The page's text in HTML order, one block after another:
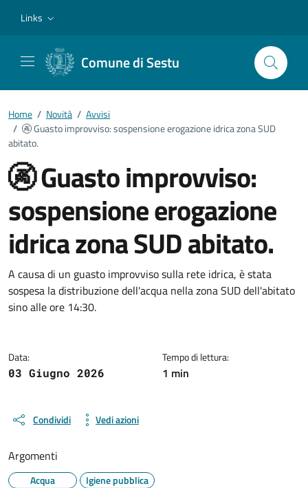
Links
Comune di Sestu
Home / Novità / Avvisi
/ 🚱 Guasto improvviso: sospensione erogazione idrica zona SUD
abitato.
🚱 Guasto improvviso:
sospensione erogazione
idrica zona SUD abitato.
Dettagli della notizia
A causa di un guasto improvviso sulla rete idrica, è stata
sospesa la distribuzione dell'acqua nella zona SUD dell'abitato
sino alle ore 14:30.
Data:
03 Giugno 2026
Tempo di lettura:
1 min
Condividi Vedi azioni
Argomenti
Acqua Igiene pubblica